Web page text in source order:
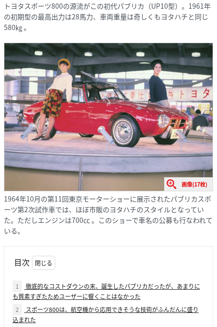
トヨタスポーツ800の源流がこの初代パブリカ（UP10型）。1961年
の初期型の最高出力は28馬力、車両重量は奇しくもヨタハチと同じ
580㎏ 。
画像(17枚)
1964年10月の第11回東京モーターショーに展示されたパブリカスポ
ーツ第2次試作車では、ほぼ市販のヨタハチのスタイルとなってい
た。ただしエンジンは700㏄ 。このショーで車名の公募も行なわれて
いる。
目次
1
徹底的なコストダウンの末、誕生したパブリカだったが、あまりに
も質素すぎたためユーザーに響くことはなかった
2
スポーツ800は、航空機から応用できそうな技術がふんだんに盛り
込まれた